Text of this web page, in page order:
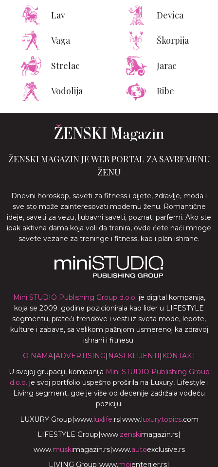
Lav Devica
Vaga Škorpija
Strelac Jarac
Vodolija Ribe
ŽENSKI MAGAZIN JE WEB PORTAL ZA SAVREMENU
ŽENU
Dnevni horoskop, saveti za fitness i dijete, zdravlje, moda i
sve sto može zainteresovati modernu ženu. Romantične
ideje, saveti za vezu, ljubavni saveti, poznati parfemi. Ako ste
ipak aktivna dama koja voli da trenira, ovde ćete naći mnoge
savete vezane za treninge i fitness, kao i plan ishrane.
Mini STUDIO Publishing Group d.o.o. je digital kompanija,
koja se 2009. godine pozicionirala kao lider u LIFESTYLE
segmentu, prateći trendove i vesti iz sveta mode, lepote,
kulture i zabave, sa velikom pažnjom usmerenoj ka zdravoj
ishrani i fitnesu.
O NAMA|ADVERTISING| NASI KLIJENTI | KONTAKT
U svojoj grupaciji, kompanija Mini STUDIO Publishing Group
d.o.o. je svoj portfolio uspešno proširila na Luxury, Lifestyle i
Living segment, gde je više od decenije zadržala vodeću
poziciju:
LUXURY Group|www.luxlife.rs|www.luxurytopics.com
LIFESTYLE Group|www.zenskimagazin.rs|
www.muskimagazin.rs|www.autoexclusive.rs
LIVING Group|www.mojenterijer.rs|